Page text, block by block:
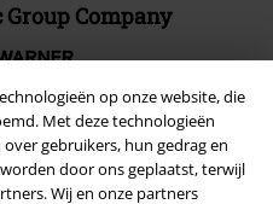
op onze website, die
Met deze technologieën
gebruikers, hun gedrag en
door ons geplaatst, terwijl
Wij en onze partners
Company